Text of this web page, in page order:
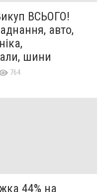
ВСЬОГО!
авто,
шини
764
44% на